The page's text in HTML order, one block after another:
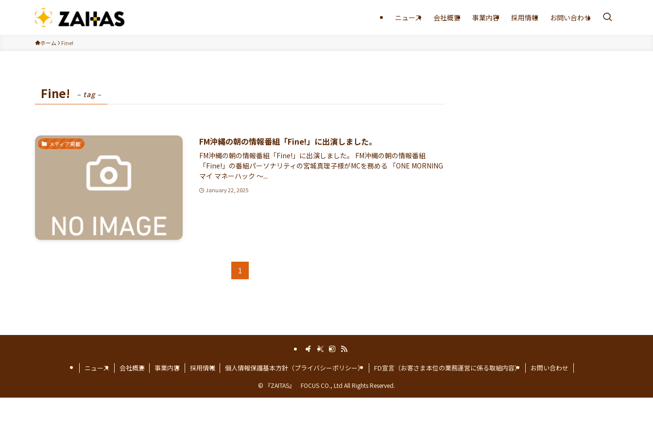
ニュース 会社概要 事業内容 採用情報 お問い合わせ
ホーム Fine!
Fine! – tag –
メディア掲載 FM沖縄の朝の情報番組「Fine!」に出演しました。
FM沖縄の朝の情報番組「Fine!」に出演しました。 FM沖縄の朝の情報番組
「Fine!」の番組パーソナリティの宮城真理子様がMCを務める 「ONE MORNING
マイ マネーハック ～...
January 22, 2025
1
ニュース 会社概要 事業内容 採用情報 個人情報保護基本方針（プライバシーポリシー） FD宣言（お客さま本位の業務運営に係る取組内容） お問い合わせ
© 『ZAITAS』 FOCUS CO., Ltd All Rights Reserved.